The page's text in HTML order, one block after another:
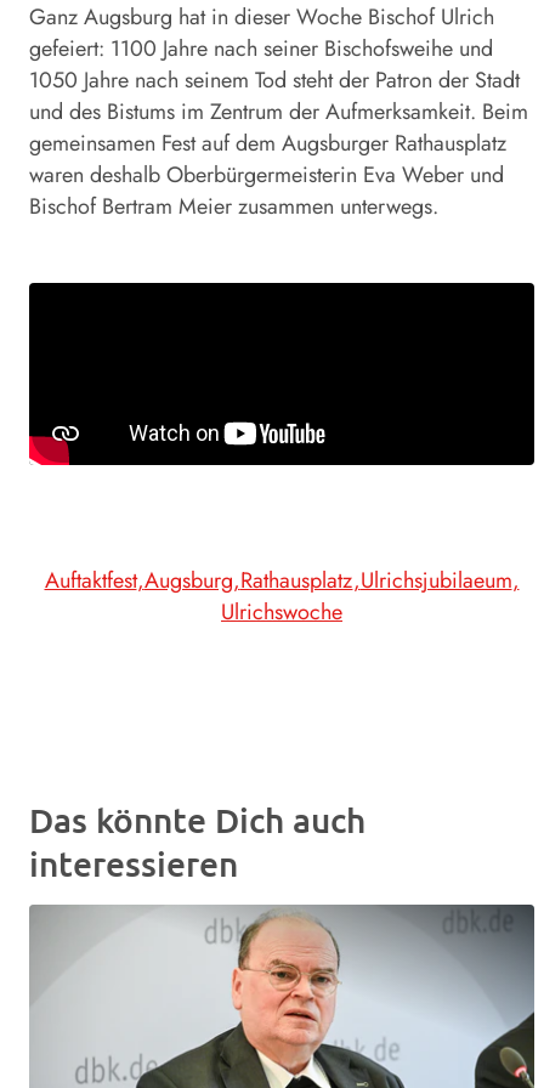
Ganz Augsburg hat in dieser Woche Bischof Ulrich
gefeiert: 1100 Jahre nach seiner Bischofsweihe und
1050 Jahre nach seinem Tod steht der Patron der Stadt
und des Bistums im Zentrum der Aufmerksamkeit. Beim
gemeinsamen Fest auf dem Augsburger Rathausplatz
waren deshalb Oberbürgermeisterin Eva Weber und
Bischof Bertram Meier zusammen unterwegs.
Auftaktfest Augsburg Rathausplatz Ulrichsjubilaeum
Ulrichswoche
Das könnte Dich auch
interessieren